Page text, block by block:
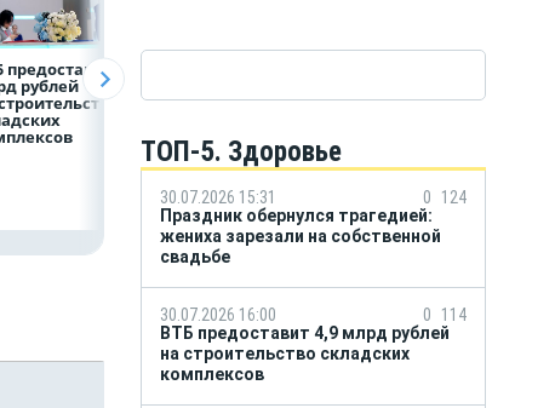
предоставит 4,9
рублей
леопарда выросла в й прогноз на 2026
ТОП-5. Здоровье
30.07.2026 15:31 0
124
Праздник обернулся трагедией:
жениха зарезали на собственной
свадьбе
30.07.2026 16:00 0
114
ВТБ предоставит 4,9 млрд рублей
на строительство складских
комплексов